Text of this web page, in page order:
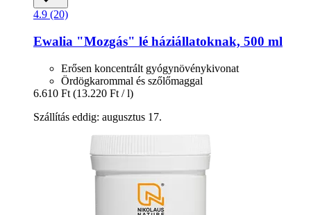
4.9 (20)
Ewalia "Mozgás" lé háziállatoknak, 500 ml
Erősen koncentrált gyógynövénykivonat
Ördögkarommal és szőlőmaggal
6.610 Ft (13.220 Ft / l)
Szállítás eddig: augusztus 17.